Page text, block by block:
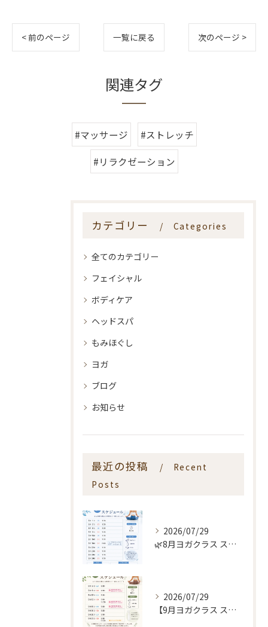
< 前のページ 一覧に戻る 次のページ >
関連タグ
#マッサージ #ストレッチ
#リラクゼーション
カテゴリー Categories
全てのカテゴリー
フェイシャル
ボディケア
ヘッドスパ
もみほぐし
ヨガ
ブログ
お知らせ
最近の投稿
Recent
Posts
2026/07/29
🌿8月ヨガクラス スケジュールのお知らせ🌿
2026/07/29
【9月ヨガクラス スケジュールのお知らせ🌿】